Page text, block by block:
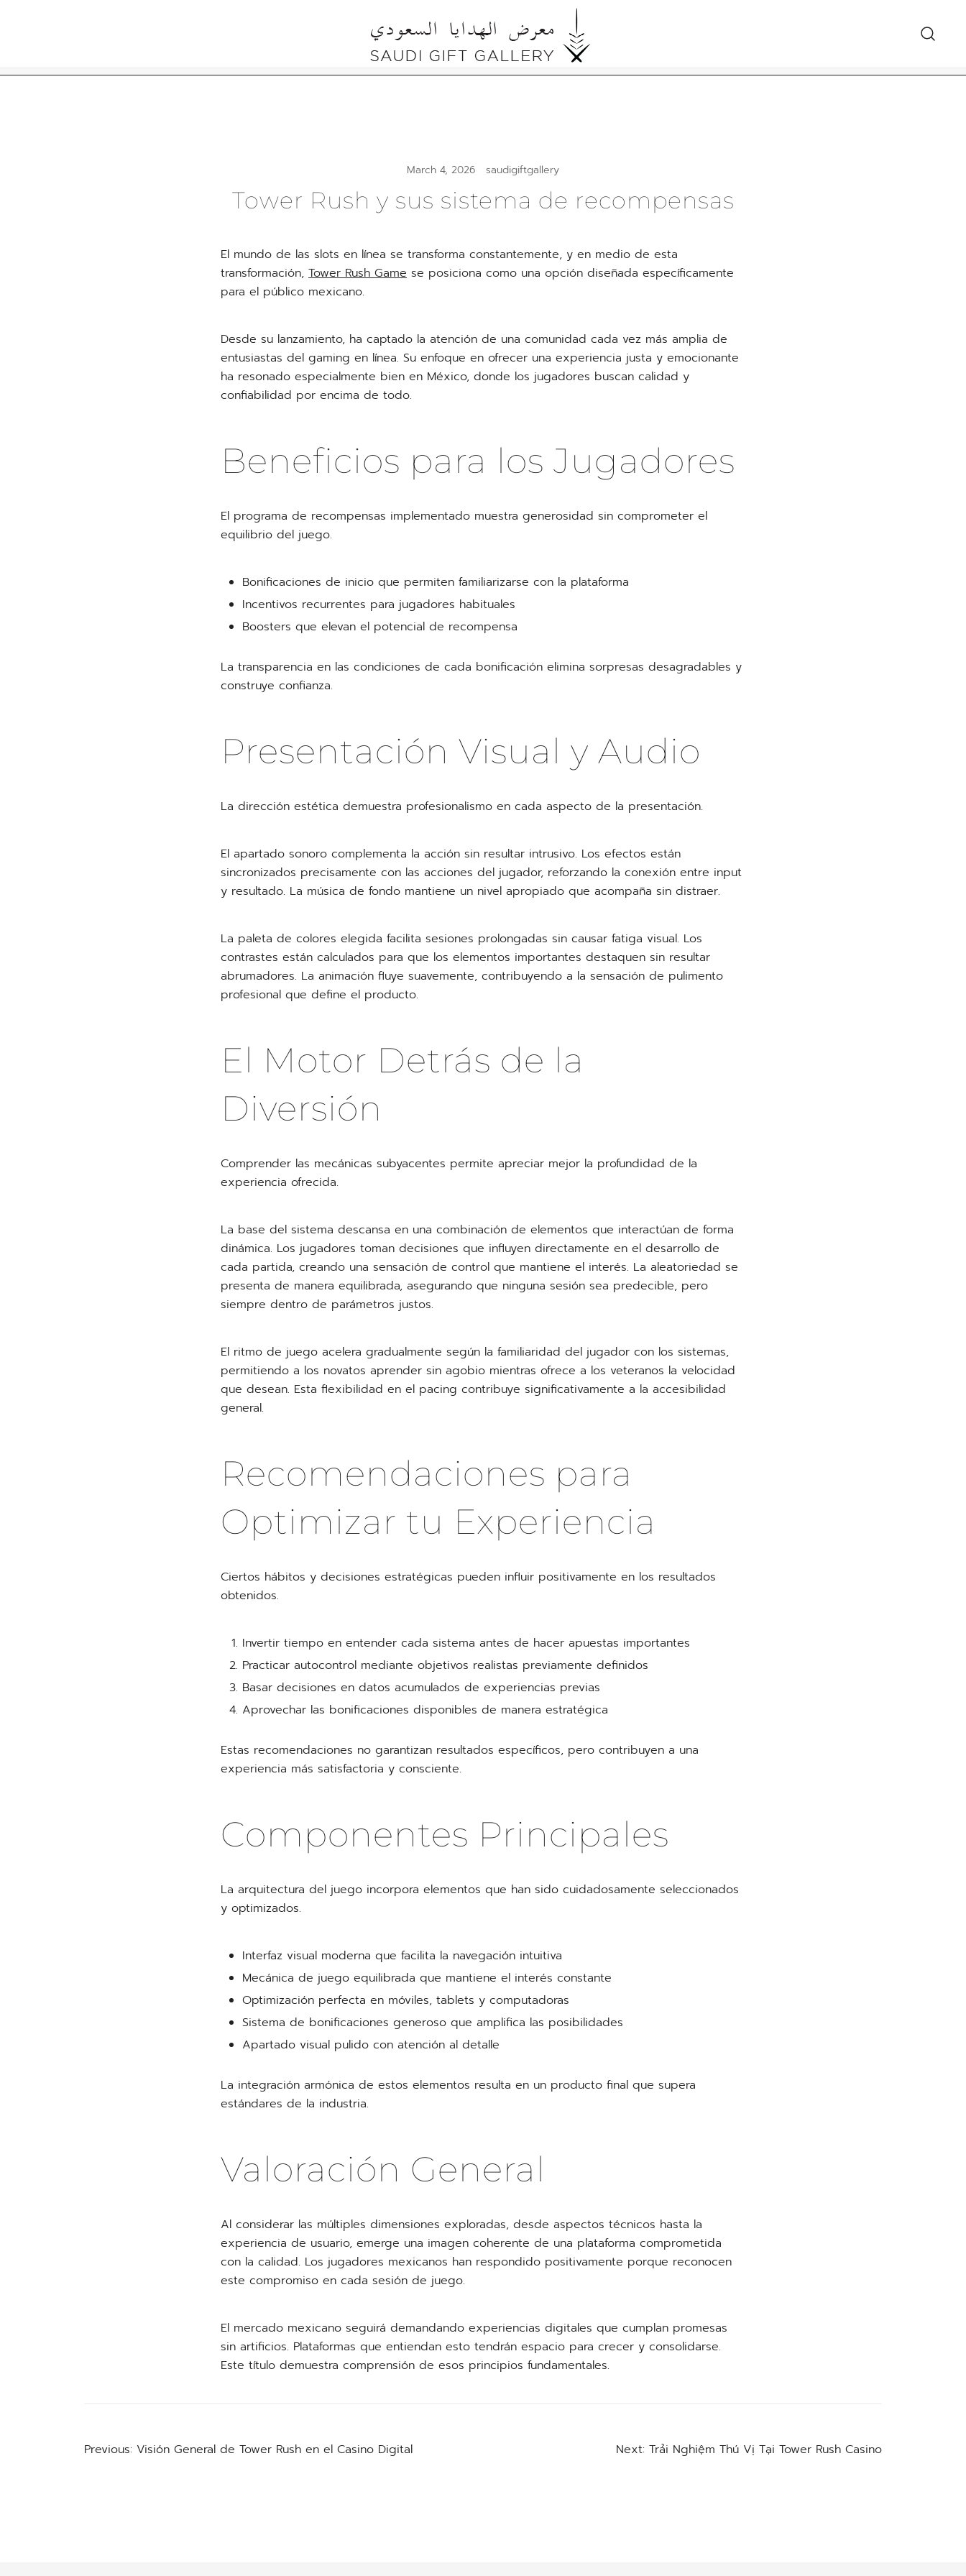
Cultural Gifts Made in Saudi Arabia معرض الهدايا السعودي
March 4, 2026 saudigiftgallery
Tower Rush y sus sistema de recompensas
El mundo de las slots en línea se transforma constantemente, y en medio de esta
transformación, Tower Rush Game se posiciona como una opción diseñada específicamente
para el público mexicano.
Desde su lanzamiento, ha captado la atención de una comunidad cada vez más amplia de
entusiastas del gaming en línea. Su enfoque en ofrecer una experiencia justa y emocionante
ha resonado especialmente bien en México, donde los jugadores buscan calidad y
confiabilidad por encima de todo.
Beneficios para los Jugadores
El programa de recompensas implementado muestra generosidad sin comprometer el
equilibrio del juego.
Bonificaciones de inicio que permiten familiarizarse con la plataforma
Incentivos recurrentes para jugadores habituales
Boosters que elevan el potencial de recompensa
La transparencia en las condiciones de cada bonificación elimina sorpresas desagradables y
construye confianza.
Presentación Visual y Audio
La dirección estética demuestra profesionalismo en cada aspecto de la presentación.
El apartado sonoro complementa la acción sin resultar intrusivo. Los efectos están
sincronizados precisamente con las acciones del jugador, reforzando la conexión entre input
y resultado. La música de fondo mantiene un nivel apropiado que acompaña sin distraer.
La paleta de colores elegida facilita sesiones prolongadas sin causar fatiga visual. Los
contrastes están calculados para que los elementos importantes destaquen sin resultar
abrumadores. La animación fluye suavemente, contribuyendo a la sensación de pulimento
profesional que define el producto.
El Motor Detrás de la
Diversión
Comprender las mecánicas subyacentes permite apreciar mejor la profundidad de la
experiencia ofrecida.
La base del sistema descansa en una combinación de elementos que interactúan de forma
dinámica. Los jugadores toman decisiones que influyen directamente en el desarrollo de
cada partida, creando una sensación de control que mantiene el interés. La aleatoriedad se
presenta de manera equilibrada, asegurando que ninguna sesión sea predecible, pero
siempre dentro de parámetros justos.
El ritmo de juego acelera gradualmente según la familiaridad del jugador con los sistemas,
permitiendo a los novatos aprender sin agobio mientras ofrece a los veteranos la velocidad
que desean. Esta flexibilidad en el pacing contribuye significativamente a la accesibilidad
general.
Recomendaciones para
Optimizar tu Experiencia
Ciertos hábitos y decisiones estratégicas pueden influir positivamente en los resultados
obtenidos.
Invertir tiempo en entender cada sistema antes de hacer apuestas importantes
Practicar autocontrol mediante objetivos realistas previamente definidos
Basar decisiones en datos acumulados de experiencias previas
Aprovechar las bonificaciones disponibles de manera estratégica
Estas recomendaciones no garantizan resultados específicos, pero contribuyen a una
experiencia más satisfactoria y consciente.
Componentes Principales
La arquitectura del juego incorpora elementos que han sido cuidadosamente seleccionados
y optimizados.
Interfaz visual moderna que facilita la navegación intuitiva
Mecánica de juego equilibrada que mantiene el interés constante
Optimización perfecta en móviles, tablets y computadoras
Sistema de bonificaciones generoso que amplifica las posibilidades
Apartado visual pulido con atención al detalle
La integración armónica de estos elementos resulta en un producto final que supera
estándares de la industria.
Valoración General
Al considerar las múltiples dimensiones exploradas, desde aspectos técnicos hasta la
experiencia de usuario, emerge una imagen coherente de una plataforma comprometida
con la calidad. Los jugadores mexicanos han respondido positivamente porque reconocen
este compromiso en cada sesión de juego.
El mercado mexicano seguirá demandando experiencias digitales que cumplan promesas
sin artificios. Plataformas que entiendan esto tendrán espacio para crecer y consolidarse.
Este título demuestra comprensión de esos principios fundamentales.
Post
Previous: Visión General de Tower Rush en el Casino Digital Next: Trải Nghiệm Thú Vị Tại Tower Rush Casino